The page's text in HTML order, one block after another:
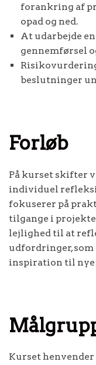
forankring af
opad og ned.
At udarbejde
gennemførsel
beslutninger
Forløb
På kurset skifter
individuel
fokuserer på
tilgange i
lejlighed til at
udfordringer, som
inspiration til nye
Kurset